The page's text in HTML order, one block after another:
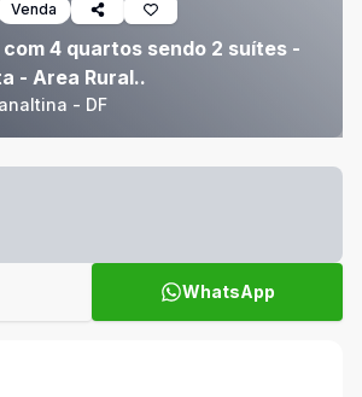
Venda
com 4 quartos sendo 2 suítes -
- Area Rural..
- DF
WhatsApp